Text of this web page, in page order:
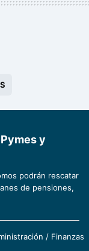
y
podrán rescatar
de pensiones,
/ Finanzas